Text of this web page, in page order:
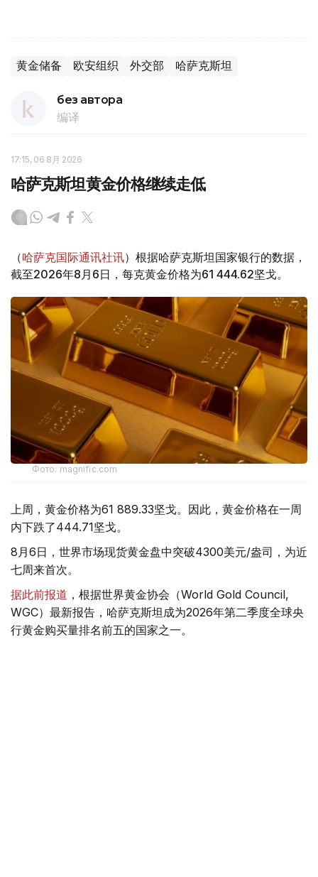
黄金储备 欧安组织 外交部 哈萨克斯坦
без автора
编译
17:15, 06 8月 2026
哈萨克斯坦黄金价格继续走低
（哈萨克国际通讯社讯）根据哈萨克斯坦国家银行的数据，
截至2026年8月6日，每克黄金价格为61 444.62坚戈。
Фото: magnific.com
上周，黄金价格为61 889.33坚戈。因此，黄金价格在一周
内下跌了444.71坚戈。
8月6日，世界市场现货黄金盘中突破4300美元/盎司，为近
七周来首次。
据此前报道 ，根据世界黄金协会（World Gold Council,
WGC）最新报告，哈萨克斯坦成为2026年第二季度全球央
行黄金购买量排名前五的国家之一。